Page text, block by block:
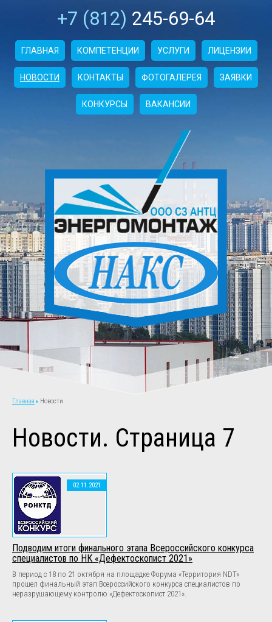
+7 (812) 245-69-64
ГЛАВНАЯ КОМПЕТЕНЦИИ УСЛУГИ ЛИЦЕНЗИИ
НОВОСТИ КОНТАКТЫ ФОТОГАЛЕРЕЯ ЗАЯВКИ
КОНКУРСЫ ВАКАНСИИ
Главная Новости
Новости. Страница 7
02.11.2021
Подводим итоги финального этапа Всероссийского конкурса
специалистов по НК «Дефектоскопист 2021»
В период с 18 по 21 октября на площадке Форума «Территория NDT»
прошел финальный этап Всероссийского конкурса специалистов по
неразрушающему контролю «Дефектоскопист 2021».